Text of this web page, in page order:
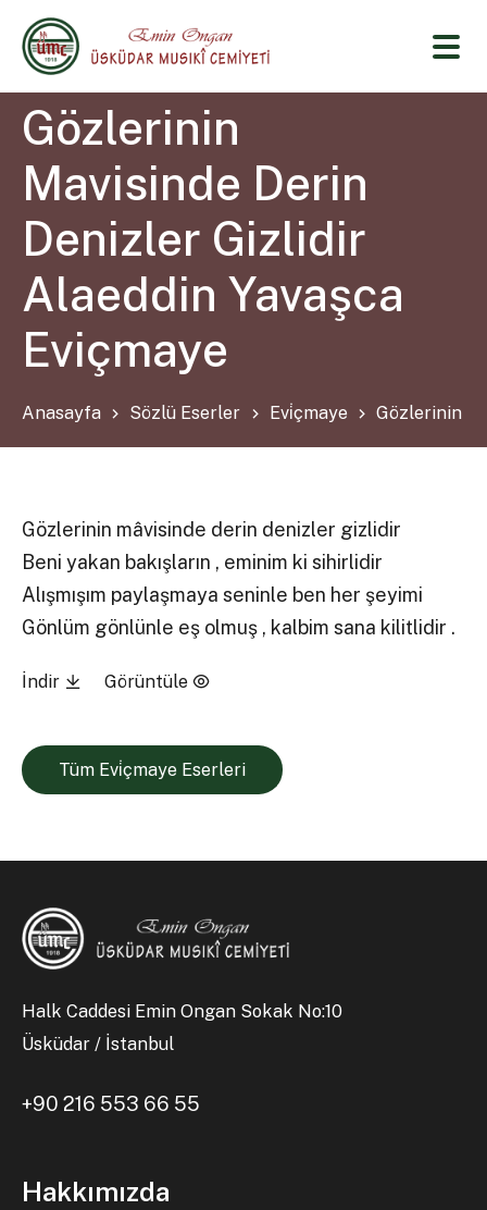
Gözlerinin
Mavisinde Derin
Denizler Gizlidir
Alaeddin Yavaşca
Eviçmaye
Anasayfa Sözlü Eserler Evi̇çmaye Gözlerinin
Gözlerinin mâvisinde derin denizler gizlidir
Beni yakan bakışların , eminim ki sihirlidir
Alışmışım paylaşmaya seninle ben her şeyimi
Gönlüm gönlünle eş olmuş , kalbim sana kilitlidir .
İndir Görüntüle
Tüm Evi̇çmaye Eserleri
Halk Caddesi Emin Ongan Sokak No:10
Üsküdar / İstanbul
+90 216 553 66 55
Hakkımızda